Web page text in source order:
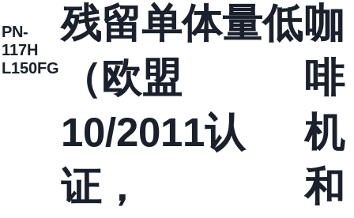
PN-
117H
L150FG
残留单体量低
（欧盟
10/2011认
证，
咖
啡
机
和